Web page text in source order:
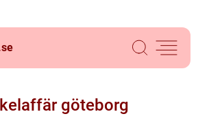
se
göteborg